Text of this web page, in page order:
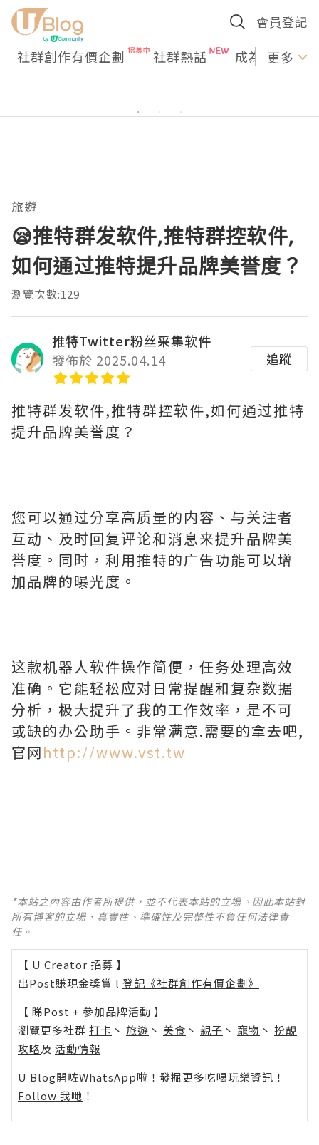
會員登記
社群創作有價企劃 社群熱話 成為U更多
旅遊
😪推特群发软件,推特群控软件,
如何通过推特提升品牌美誉度？
瀏覽次數:129
推特Twitter粉丝采集软件
發佈於 2025.04.14
追蹤
推特群发软件,推特群控软件,如何通过推特
提升品牌美誉度？
您可以通过分享高质量的内容、与关注者
互动、及时回复评论和消息来提升品牌美
誉度。同时，利用推特的广告功能可以增
加品牌的曝光度。
这款机器人软件操作简便，任务处理高效
准确。它能轻松应对日常提醒和复杂数据
分析，极大提升了我的工作效率，是不可
或缺的办公助手。非常满意.需要的拿去吧,
官网http://www.vst.tw
*本站之內容由作者所提供，並不代表本站的立場。因此本站對
所有博客的立場、真實性、準確性及完整性不負任何法律責
任。
【 U Creator 招募 】
出Post賺現金獎賞 l 登記《社群創作有價企劃》
【 睇Post + 參加品牌活動 】
瀏覽更多社群 打卡 丶 旅遊 丶 美食 丶 親子 丶 寵物 丶 扮靚
攻略及 活動情報
U Blog開咗WhatsApp啦！發掘更多吃喝玩樂資訊！
Follow 我哋 ！